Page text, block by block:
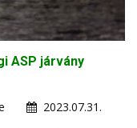
ASP járvány
2023.07.31.